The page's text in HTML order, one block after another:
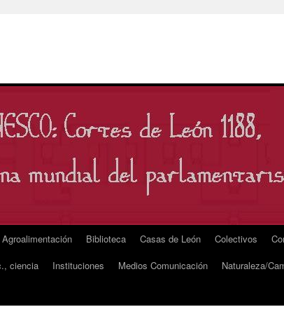
Agroalimentación Biblioteca Casas de León Colectivos
ciencia Instituciones Medios Comunicación Naturaleza/